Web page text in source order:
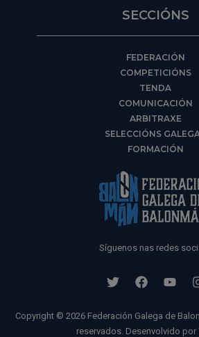
SECCIÓNS
FEDERACIÓN
COMPETICIÓNS
TENDA
COMUNICACIÓN
ARBITRAXE
SELECCIÓNS
FORMACIÓN
Síguenos nas redes
Copyright © 2026 Federación Galega de
reservados. Desenvolvido por